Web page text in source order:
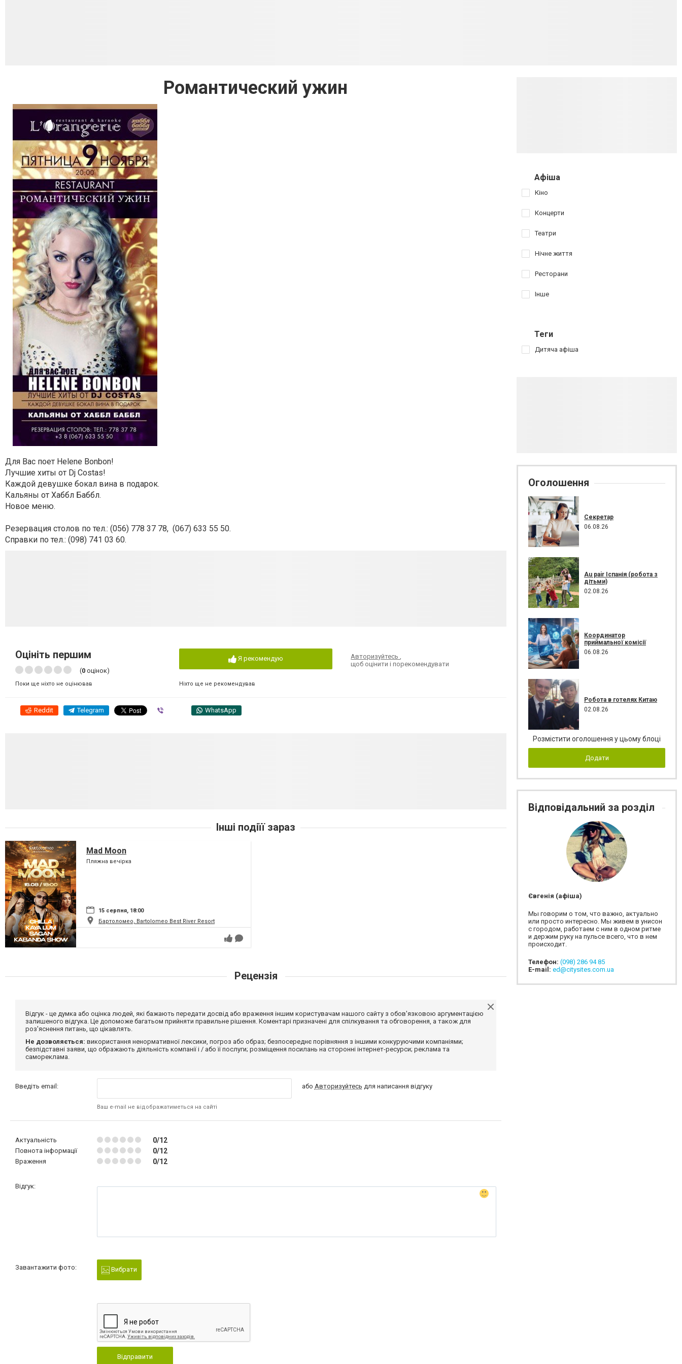
Романтический ужин
Для Вас поет Helene Bonbon!
Лучшие хиты от Dj Costas!
Каждой девушке бокал вина в подарок.
Кальяны от Хаббл Баббл.
Новое меню.
Резервация столов по тел.: (056) 778 37 78, (067) 633 55 50.
Справки по тел.: (098) 741 03 60.
Оцініть першим
(0 оцінок)
Поки ще ніхто не оцінював
Я рекомендую
Ніхто ще не рекомендував
Авторизуйтесь,
щоб оцінити і порекомендувати
Reddit Telegram WhatsApp
Інші подіїї зараз
Mad Moon
Пляжна вечірка
15 серпня, 18:00
Бартоломео, Bartolomeo Best River Resort
Рецензія
Відгук - це думка або оцінка людей, які бажають передати досвід або враження іншим користувачам нашого сайту з обов'язковою аргументацією
залишеного відгука. Це допоможе багатьом прийняти правильне рішення. Коментарі призначені для спілкування та обговорення, а також для
роз'яснення питань, що цікавлять.
Не дозволяється: використання ненормативної лексики, погроз або образ; безпосереднє порівняння з іншими конкуруючими компаніями;
безпідставні заяви, що ображають діяльність компанії і / або її послуги; розміщення посилань на сторонні інтернет-ресурси; реклама та
самореклама.
Введіть email:
Ваш e-mail не відображатиметься на сайті
або Авторизуйтесь для написання відгуку
Актуальність 0/12
Повнота інформації 0/12
Враження 0/12
Відгук:
Завантажити фото: Вибрати
Відправити
Афіша
Кіно
Концерти
Театри
Нічне життя
Ресторани
Інше
Теги
Дитяча афіша
Оголошення
Секретар
06.08.26
Au pair Іспанія (робота з
дітьми)
02.08.26
Координатор
приймальної комісії
06.08.26
Робота в готелях Китаю
02.08.26
Розмістити оголошення у цьому блоці
Додати
Відповідальний за розділ
Євгенія (афіша)
Мы говорим о том, что важно, актуально
или просто интересно. Мы живем в унисон
с городом, работаем с ним в одном ритме
и держим руку на пульсе всего, что в нем
происходит.
Телефон: (098) 286 94 85
E-mail: ed@citysites.com.ua